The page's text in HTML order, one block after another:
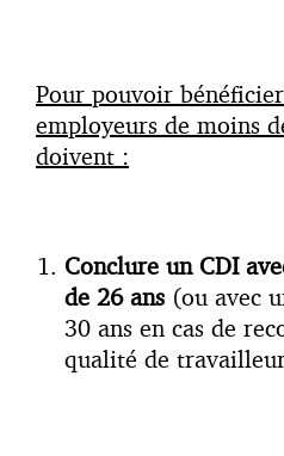
Pour pouvoir
employeurs de moins
doivent :
Conclure un CDI
de 26 ans (ou avec
30 ans en cas de
qualité de